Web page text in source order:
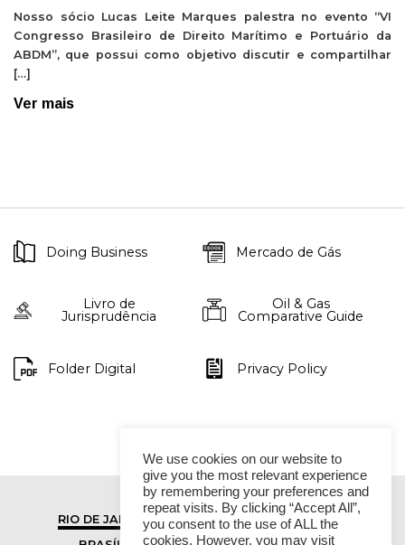
Nosso sócio Lucas Leite Marques palestra no evento “VI
Congresso Brasileiro de Direito Marítimo e Portuário da
ABDM”, que possui como objetivo discutir e compartilhar
[…]
Ver mais
Doing Business Mercado de Gás
Livro de
Jurisprudência
Oil & Gas
Comparative Guide
Folder Digital Privacy Policy
RIO DE JANEIRO
SÃO PAULO
We use cookies on our website to
give you the most relevant experience
by remembering your preferences and
repeat visits. By clicking “Accept All”,
you consent to the use of ALL the
cookies. However, you may visit